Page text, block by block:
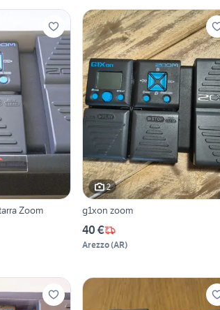
Zoom
2
g1xon zoom
40 €
Arezzo(AR)